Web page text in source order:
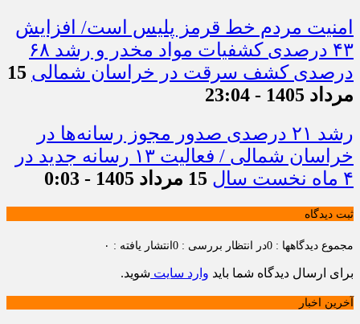
امنیت مردم خط قرمز پلیس است/ افزایش
۴۳ درصدی کشفیات مواد مخدر و رشد ۶۸
درصدی کشف سرقت در خراسان شمالی 15
مرداد 1405 - 23:04
رشد ۲۱ درصدی صدور مجوز رسانه‌ها در
خراسان شمالی / فعالیت ۱۳ رسانه جدید در
۴ ماه نخست سال
15 مرداد 1405 - 0:03
ثبت دیدگاه
مجموع دیدگاهها : 0 در انتظار بررسی : 0 انتشار یافته : ۰
برای ارسال دیدگاه شما باید وارد سایت شوید.
آخرین اخبار